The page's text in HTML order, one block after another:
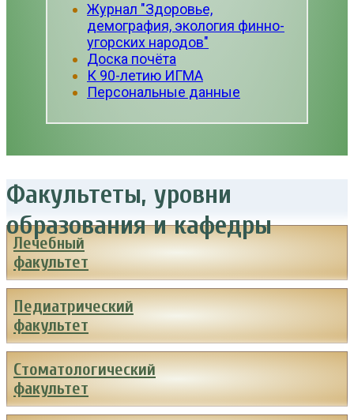
Журнал "Здоровье,
демография, экология финно-
угорских народов"
Доска почёта
К 90-летию ИГМА
Персональные данные
Факультеты, уровни
образования и кафедры
Лечебный
факультет
Педиатрический
факультет
Стоматологический
факультет